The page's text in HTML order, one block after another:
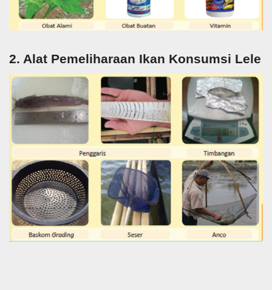
2. Alat Pemeliharaan Ikan Konsumsi Lele